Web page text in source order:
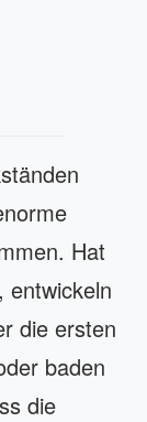
Hat
entwickeln
die ersten
baden
die